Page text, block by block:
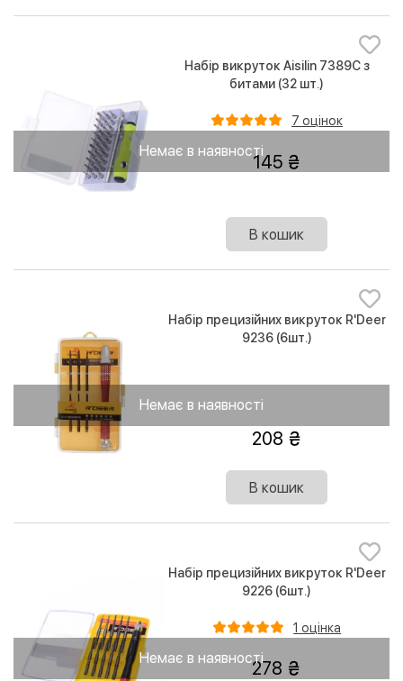
Немає в наявності
Набір викруток Aisilin 7389C з
битами (32 шт.)
7 оцінок
145
В кошик
Немає в наявності
Набір прецизійних викруток R'Deer
9236 (6шт.)
208
В кошик
Немає в наявності
Набір прецизійних викруток R'Deer
9226 (6шт.)
1 оцінка
278